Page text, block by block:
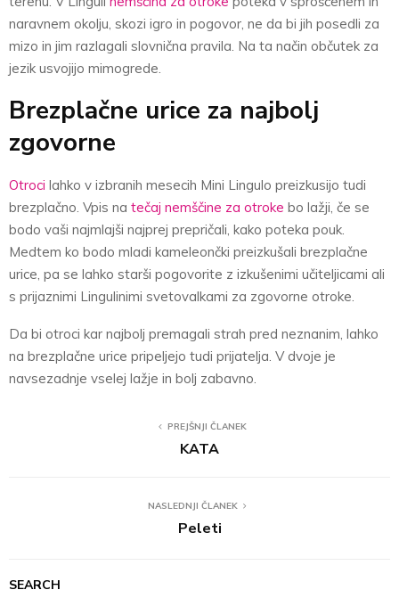
naravnem okolju, skozi igro in pogovor, ne da bi jih posedli za
mizo in jim razlagali slovnična pravila. Na ta način občutek za
jezik usvojijo mimogrede.
Brezplačne urice za najbolj
zgovorne
Otroci lahko v izbranih mesecih Mini Lingulo preizkusijo tudi
brezplačno. Vpis na tečaj nemščine za otroke bo lažji, če se
bodo vaši najmlajši najprej prepričali, kako poteka pouk.
Medtem ko bodo mladi kameleončki preizkušali brezplačne
urice, pa se lahko starši pogovorite z izkušenimi učiteljicami ali
s prijaznimi Lingulinimi svetovalkami za zgovorne otroke.
Da bi otroci kar najbolj premagali strah pred neznanim, lahko
na brezplačne urice pripeljejo tudi prijatelja. V dvoje je
navsezadnje vselej lažje in bolj zabavno.
PREJŠNJI ČLANEK
KATA
NASLEDNJI ČLANEK
Peleti
SEARCH